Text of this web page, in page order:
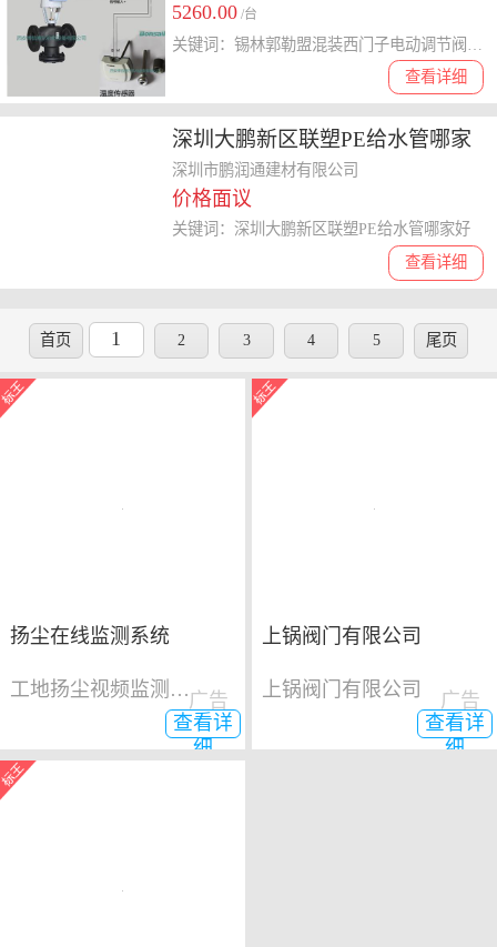
5260.00 /台
查看详细
关键词：锡林郭勒盟混装西门子电动调节阀电话
深圳大鹏新区联塑PE给水管哪家
好 不繁殖
深圳市鹏润通建材有限公司
价格面议
查看详细
关键词：深圳大鹏新区联塑PE给水管哪家好
首页 1 2 3 4 5 尾页
扬尘在线监测系统
工地扬尘视频监测系统
查看详
细
广告
上锅阀门有限公司
上锅阀门有限公司
查看详
细
广告